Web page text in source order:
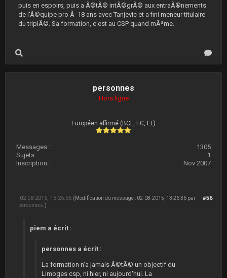
puis en espoirs, puis a Ã©tÃ© intÃ©grÃ© aux entraÃ®nements
de l'Ã©quipe pro Ã 18 ans avec Tanjevic et a fini meneur titulaire
du triplÃ©. Sa formation, c'est au CSP quand mÃªme.
personnes
Hors ligne
Européen affirmé (BCL, EC, EL)
Messages :
1305
Sujets :
1
Inscription :
Nov 2007
#56
02-08-2015, 13:25:55 (Modification du message : 02-08-2015, 13:26:36 par
personnes .)
piem a écrit :
personnes a écrit :
La formation n'a jamais Ã©tÃ© un objectif du
Limoges csp, ni hier, ni aujourd'hui. La